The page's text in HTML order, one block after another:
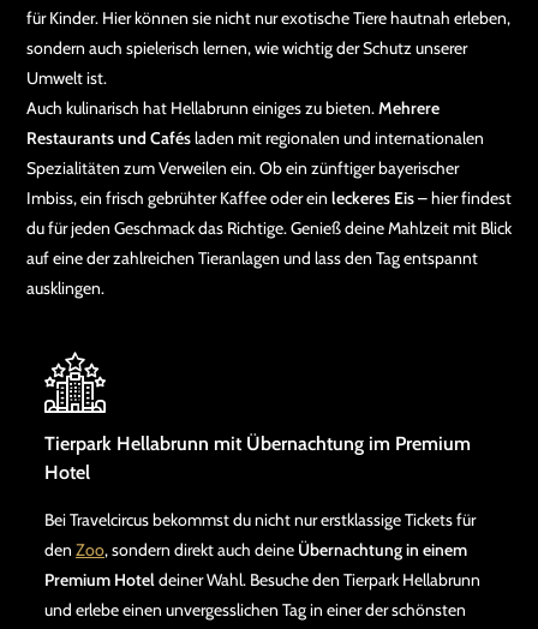
für Kinder. Hier können sie nicht nur exotische Tiere hautnah erleben,
sondern auch spielerisch lernen, wie wichtig der Schutz unserer
Umwelt ist.
Auch kulinarisch hat Hellabrunn einiges zu bieten.Mehrere
Restaurants und Cafésladen mit regionalen und internationalen
Spezialitäten zum Verweilen ein. Ob ein zünftiger bayerischer
Imbiss, ein frisch gebrühter Kaffee oder ein leckeres Eis– hier findest
du für jeden Geschmack das Richtige. Genieß deine Mahlzeit mit Blick
auf eine der zahlreichen Tieranlagen und lass den Tag entspannt
ausklingen.
Tierpark Hellabrunn mit Übernachtung im Premium
Hotel
Bei Travelcircus bekommst du nicht nur erstklassige Tickets für
den Zoo, sondern direkt auch deine Übernachtung in einem
Premium Hoteldeiner Wahl. Besuche den Tierpark Hellabrunn
und erlebe einen unvergesslichen Tag in einer der schönsten